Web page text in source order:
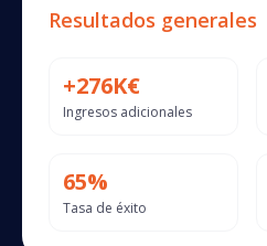
Resultados generales
+276K€
Ingresos adicionales
65%
Tasa de éxito